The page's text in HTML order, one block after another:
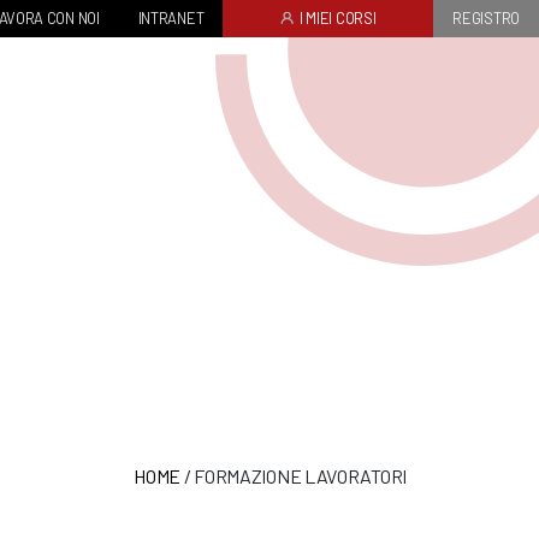
CON NOI INTRANET I MIEI CORSI REGISTRO
HOME / FORMAZIONE LAVORATORI